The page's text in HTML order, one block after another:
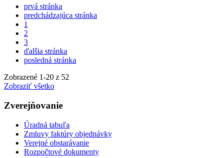
prvá stránka
predchádzajúca stránka
1
2
3
ďalšia stránka
posledná stránka
Zobrazené 1-20 z 52
Zobraziť všetko
Zverejňovanie
Úradná tabuľa
Zmluvy faktúry objednávky
Verejné obstarávanie
Rozpočtové dokumenty